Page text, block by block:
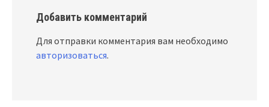
Добавить комментарий
Для отправки комментария вам необходимо
авторизоваться.